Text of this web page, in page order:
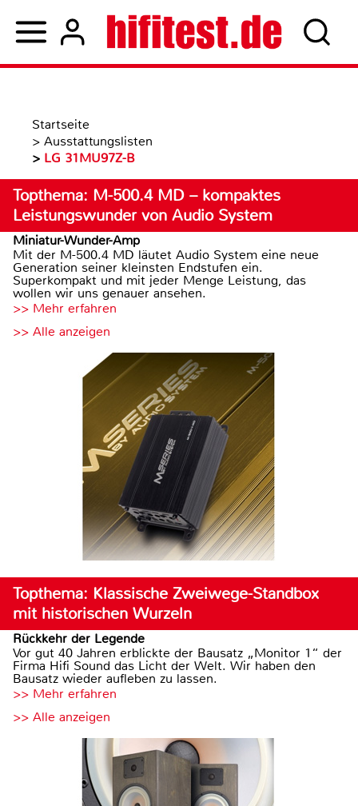
Startseite
> Ausstattungslisten
> LG 31MU97Z-B
Topthema: M-500.4 MD – kompaktes
Leistungswunder von Audio System
Miniatur-Wunder-Amp
Mit der M-500.4 MD läutet Audio System eine neue
Generation seiner kleinsten Endstufen ein.
Superkompakt und mit jeder Menge Leistung, das
wollen wir uns genauer ansehen.
>> Mehr erfahren
>> Alle anzeigen
Topthema: Klassische Zweiwege-Standbox
mit historischen Wurzeln
Rückkehr der Legende
Vor gut 40 Jahren erblickte der Bausatz „Monitor 1“ der
Firma Hifi Sound das Licht der Welt. Wir haben den
Bausatz wieder aufleben zu lassen.
>> Mehr erfahren
>> Alle anzeigen